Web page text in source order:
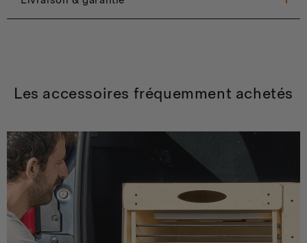
Les accessoires fréquemment achetés